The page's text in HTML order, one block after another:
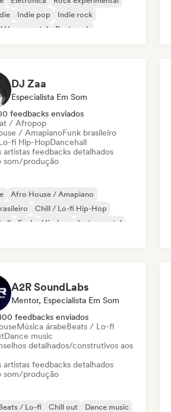
Indie pop
Indie rock
Heavy metal
Post punk
DJ Zaa
Especialista Em Som
feedbacks enviados
/ Afropop
/ AmapianoFunk brasileiro
fi Hip-HopDancehall
artistas feedbacks detalhados
som/produção
Afro House / Amapiano
Chill / Lo-fi Hip-Hop
Funk Hip-hop Instrumental
A2R SoundLabs
Mentor, Especialista Em Som
feedbacks enviados
Música árabeBeats / Lo-fi
Dance music
detalhados/construtivos aos
artistas feedbacks detalhados
som/produção
/ Lo-fi Chill out
Dance music